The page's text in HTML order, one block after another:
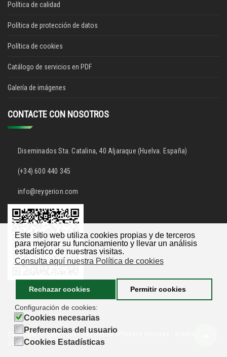
Este sitio web utiliza cookies propias y de terceros
para mejorar su funcionamiento y llevar un análisis
estadístico de nuestras visitas.
Consulta aquí nuestra Política de cookies
Rechazar cookies Permitir cookies
Configuración de cookies:
Cookies necesarias
Preferencias del usuario
Cookies Estadísticas
Política de calidad
Política de protección de datos
Política de cookies
Catálogo de servicios en PDF
Galería de imágenes
CONTACTE CON NOSOTROS
Diseminados Sta. Catalina, 40 Aljaraque (Huelva. España)
(+34) 600 440 345
info@reygerion.com
Copyright © 2020 - 2021 Rey Gerión Offshore Services - Diseño web
Onlinehuelva®